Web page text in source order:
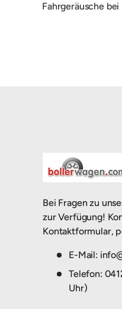
Fahrgeräusche
Bei Fragen zu
zur Verfügung!
Kontaktformular,
E-Mail:
Telefon:
Uhr)